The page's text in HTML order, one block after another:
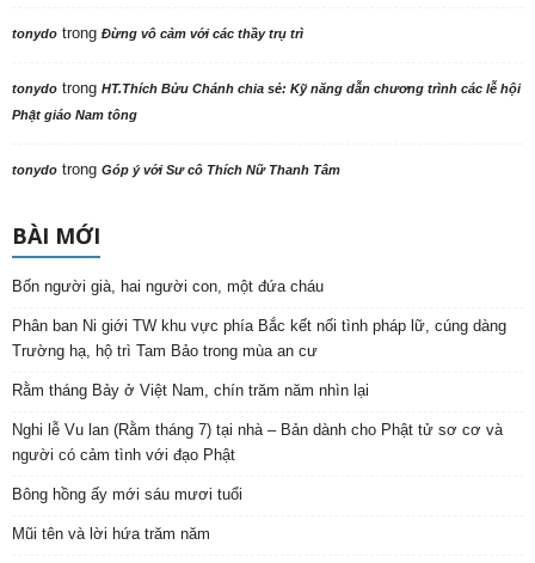
tonydo trong Đừng vô cảm với các thầy trụ trì
tonydo trong HT.Thích Bửu Chánh chia sẻ: Kỹ năng dẫn chương trình các lễ hội
Phật giáo Nam tông
tonydo trong Góp ý với Sư cô Thích Nữ Thanh Tâm
BÀI MỚI
Bốn người già, hai người con, một đứa cháu
Phân ban Ni giới TW khu vực phía Bắc kết nối tình pháp lữ, cúng dàng
Trường hạ, hộ trì Tam Bảo trong mùa an cư
Rằm tháng Bảy ở Việt Nam, chín trăm năm nhìn lại
Nghi lễ Vu lan (Rằm tháng 7) tại nhà – Bản dành cho Phật tử sơ cơ và
người có cảm tình với đạo Phật
Bông hồng ấy mới sáu mươi tuổi
Mũi tên và lời hứa trăm năm